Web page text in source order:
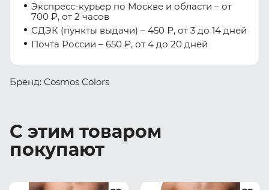
Экспресс-курьер по Москве и области – от
700 ₽, от 2 часов
СДЭК (пункты выдачи) – 450 ₽, от 3 до 14 дней
Почта России – 650 ₽, от 4 до 20 дней
Бренд: Cosmos Colors
С этим товаром
покупают